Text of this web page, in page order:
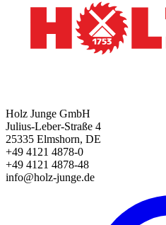
Holz Junge GmbH
Julius-Leber-Straße 4
25335 Elmshorn, DE
+49 4121 4878-0
+49 4121 4878-48
info@holz-junge.de